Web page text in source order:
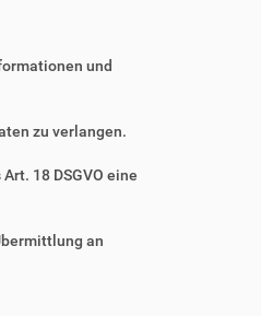
und
zu verlangen.
18 DSGVO eine
an